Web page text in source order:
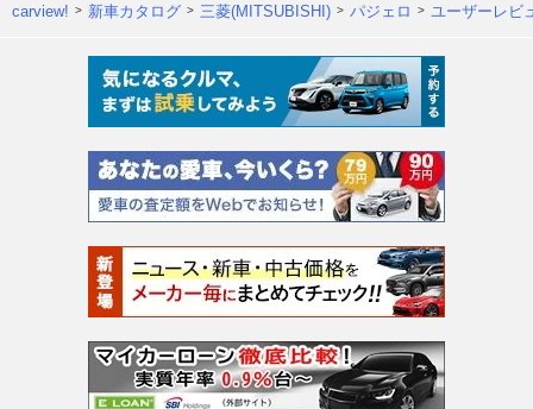
carview! 新車カタログ 三菱(MITSUBISHI) パジェロ ユーザーレビ